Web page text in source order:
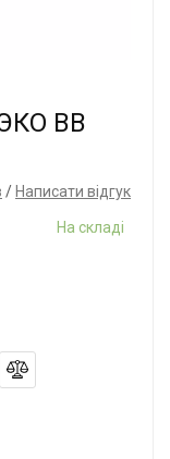
ВВ
/ Написати відгук
На складі